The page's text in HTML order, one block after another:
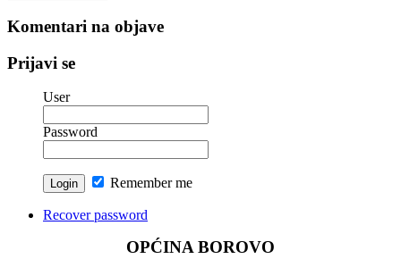
Komentari na objave
Prijavi se
User
Password
Remember me
Recover password
OPĆINA BOROVO